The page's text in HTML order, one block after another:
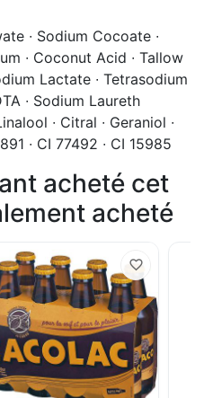
∙ Sodium Cocoate ∙
∙ Coconut Acid ∙ Tallow
Lactate ∙ Tetrasodium
∙ Sodium Laureth
∙ Citral ∙ Geraniol ∙
∙ CI 77492 ∙ CI 15985
acheté cet
acheté